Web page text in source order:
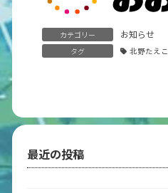
カテゴリー お知らせ
タグ 北野たえこ
最近の投稿